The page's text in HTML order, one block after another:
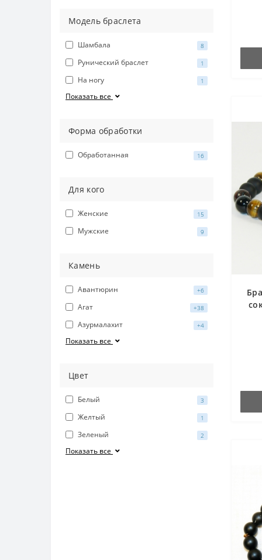
Модель браслета
Шамбала 8
Рунический браслет 1
На ногу 1
Показать все
Форма обработки
Обработанная 16
Для кого
Женские 15
Мужские 9
Камень
Авантюрин +6
Агат +38
Азурмалахит +4
Показать все
Цвет
Белый 3
Желтый 1
Зеленый 2
Показать все